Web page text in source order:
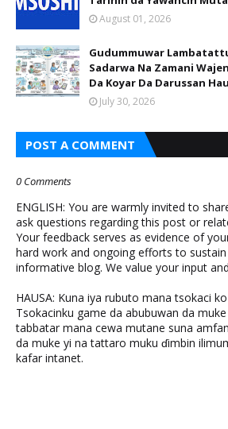
August 01, 2026
Gudummuwar
Sadarwa Na Zamani
Da Koyar Da Darussan
July 30, 2026
POST A COMMENT
0 Comments
ENGLISH: You are warmly invited to
ask questions regarding this post or
Your feedback serves as evidence of
hard work and ongoing efforts to
informative blog. We value your input
HAUSA: Kuna iya rubuto mana tsokaci
Tsokacinku game da abubuwan da
tabbatar mana cewa mutane suna
da muke yi na tattaro muku ɗimbin
kafar intanet.